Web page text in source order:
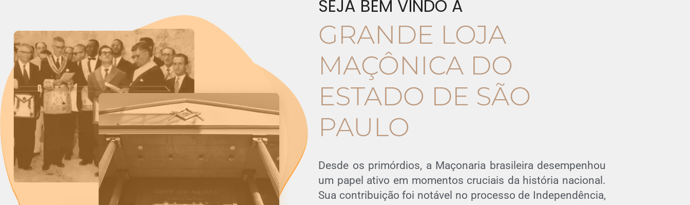
SEJA BEM VINDO A
GRANDE LOJA
MAÇÔNICA DO
ESTADO DE SÃO
PAULO
Desde os primórdios, a Maçonaria brasileira desempenhou
um papel ativo em momentos cruciais da história nacional.
Sua contribuição foi notável no processo de Independência,